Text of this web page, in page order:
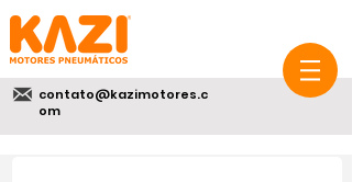
contato@kazimotores.c
om